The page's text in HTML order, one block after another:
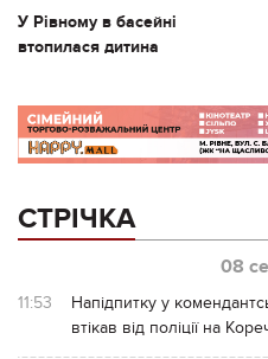
У Рівному в басейні
втопилася дитина
СТРІЧКА
08
11:53
Напідпитку у
втікав від поліції на